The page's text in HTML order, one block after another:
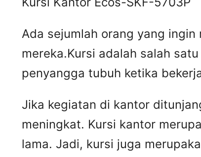
Ada sejumlah orang yang
mereka.Kursi adalah salah
penyangga tubuh ketika
Jika kegiatan di kantor
meningkat. Kursi kantor
lama. Jadi, kursi juga